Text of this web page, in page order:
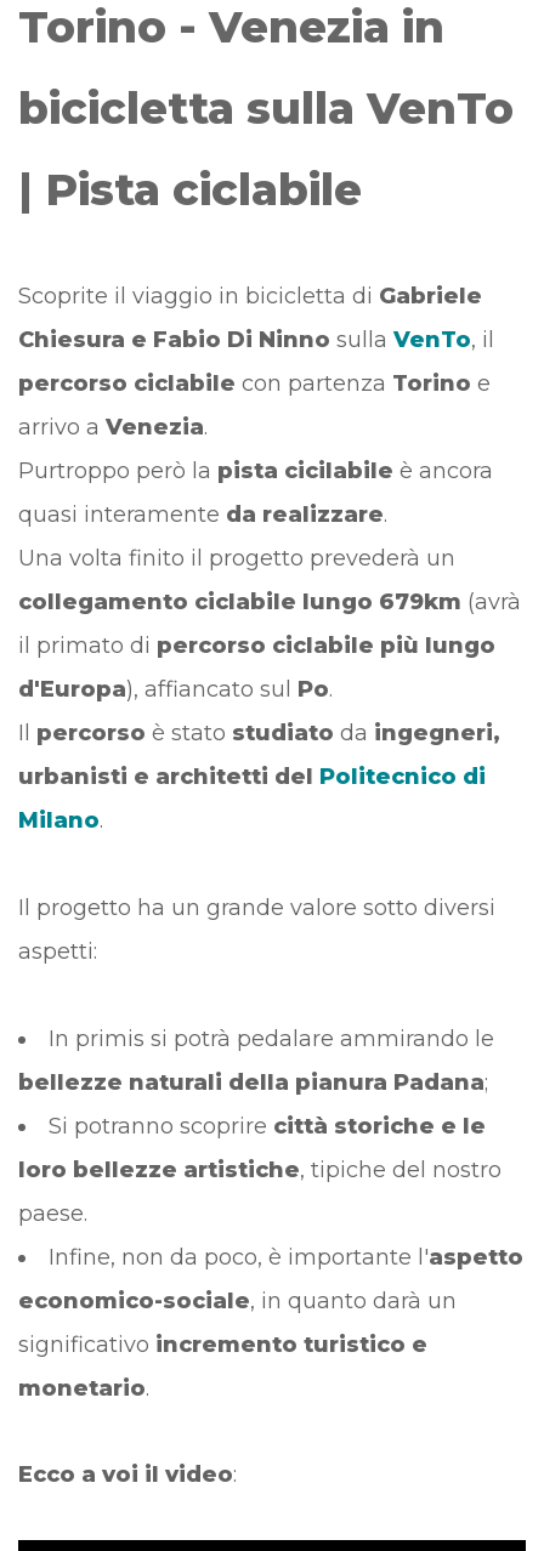
Torino - Venezia in
bicicletta sulla VenTo
| Pista ciclabile
Scoprite il viaggio in bicicletta di Gabriele
Chiesura e Fabio Di Ninno sulla VenTo, il
percorso ciclabile con partenza Torino e
arrivo a Venezia.
Purtroppo però la pista cicilabile è ancora
quasi interamente da realizzare.
Una volta finito il progetto prevederà un
collegamento ciclabile lungo 679km (avrà
il primato di percorso ciclabile più lungo
d'Europa), affiancato sul Po.
Il percorso è stato studiato da ingegneri,
urbanisti e architetti del Politecnico di
Milano.
Il progetto ha un grande valore sotto diversi
aspetti:
In primis si potrà pedalare ammirando le
bellezze naturali della pianura Padana;
Si potranno scoprire città storiche e le
loro bellezze artistiche, tipiche del nostro
paese.
Infine, non da poco, è importante l'aspetto
economico-sociale, in quanto darà un
significativo incremento turistico e
monetario.
Ecco a voi il video: